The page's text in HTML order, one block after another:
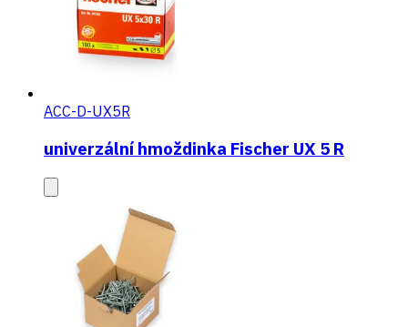
ACC-D-UX5R
univerzální hmoždinka Fischer UX 5 R